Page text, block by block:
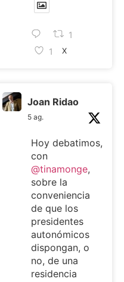
1
1
X
Joan Ridao
5 ag.
Hoy debatimos,
con
@tinamonge,
sobre la
conveniencia
de que los
presidentes
autonómicos
dispongan, o
no, de una
residencia